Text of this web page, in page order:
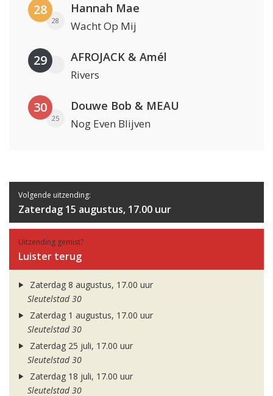
28
28
Hannah Mae
Wacht Op Mij
29 AFROJACK & Amél
Rivers
30
25
Douwe Bob & MEAU
Nog Even Blijven
Volgende uitzending:
Zaterdag 15 augustus, 17.00 uur
Uitzending gemist?
Luister terug
Zaterdag 8 augustus, 17.00 uur
Sleutelstad 30
Zaterdag 1 augustus, 17.00 uur
Sleutelstad 30
Zaterdag 25 juli, 17.00 uur
Sleutelstad 30
Zaterdag 18 juli, 17.00 uur
Sleutelstad 30